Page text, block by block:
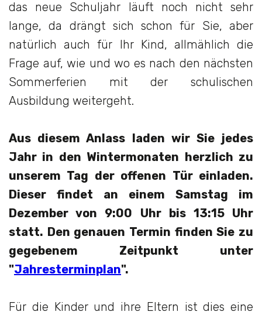
das neue Schuljahr läuft noch nicht sehr
lange, da drängt sich schon für Sie, aber
natürlich auch für Ihr Kind, allmählich die
Frage auf, wie und wo es nach den nächsten
Sommerferien mit der schulischen
Ausbildung weitergeht.
Aus diesem Anlass laden wir Sie jedes
Jahr in den Wintermonaten herzlich zu
unserem Tag der offenen Tür einladen.
Dieser findet an einem Samstag im
Dezember von 9:00 Uhr bis 13:15 Uhr
statt. Den genauen Termin finden Sie zu
gegebenem Zeitpunkt unter
"Jahresterminplan".
Für die Kinder und ihre Eltern ist dies eine